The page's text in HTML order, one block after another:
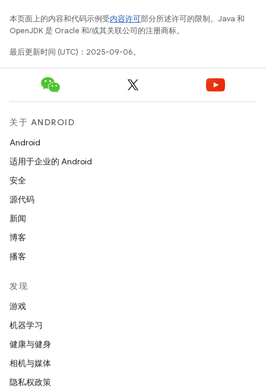
本页面上的内容和代码示例受内容许可部分所述许可的限制。Java 和
OpenJDK 是 Oracle 和/或其关联公司的注册商标。
最后更新时间 (UTC)：2025-09-06。
关于 ANDROID
Android
适用于企业的 Android
安全
源代码
新闻
博客
播客
发现
游戏
机器学习
健康与健身
相机与媒体
隐私权政策